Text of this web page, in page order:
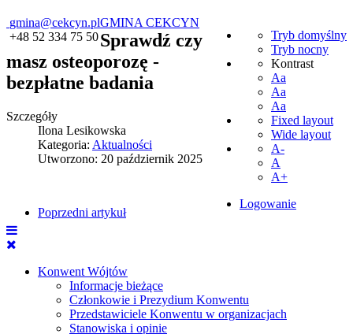
gmina@cekcyn.pl
+48 52 334 75 50
Tryb domyślny
Tryb nocny
Kontrast
Aa
Aa
Aa
Fixed layout
Wide layout
A-
A
A+
Logowanie
GMINA CEKCYN
Konwent Wójtów
Informacje bieżące
Członkowie i Prezydium Konwentu
Przedstawiciele Konwentu w organizacjach
Stanowiska i opinie
Sprawdź czy
masz osteoporozę -
bezpłatne badania
Szczegóły
Ilona Lesikowska
Kategoria: Aktualności
Utworzono: 20 październik 2025
Poprzedni artykuł